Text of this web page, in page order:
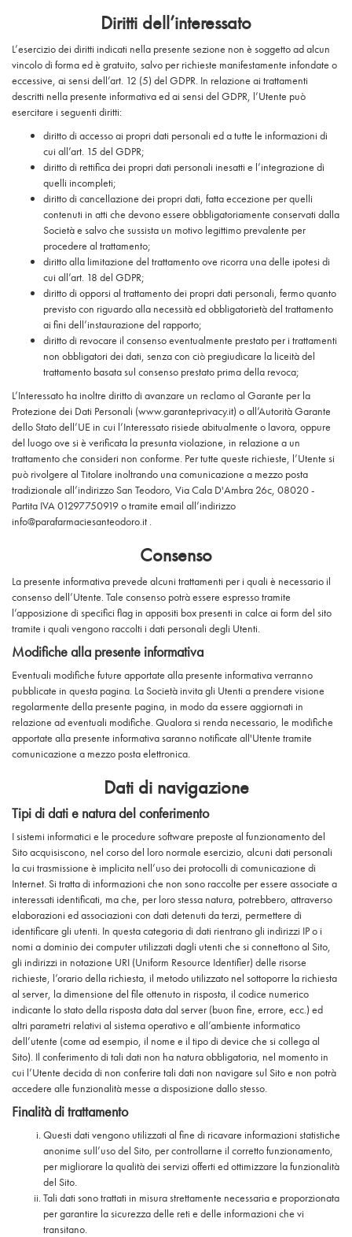
Diritti dell’interessato
L’esercizio dei diritti indicati nella presente sezione non è soggetto ad alcun
vincolo di forma ed è gratuito, salvo per richieste manifestamente infondate o
eccessive, ai sensi dell’art. 12 (5) del GDPR. In relazione ai trattamenti
descritti nella presente informativa ed ai sensi del GDPR, l’Utente può
esercitare i seguenti diritti:
diritto di accesso ai propri dati personali ed a tutte le informazioni di
cui all’art. 15 del GDPR;
diritto di rettifica dei propri dati personali inesatti e l’integrazione di
quelli incompleti;
diritto di cancellazione dei propri dati, fatta eccezione per quelli
contenuti in atti che devono essere obbligatoriamente conservati dalla
Società e salvo che sussista un motivo legittimo prevalente per
procedere al trattamento;
diritto alla limitazione del trattamento ove ricorra una delle ipotesi di
cui all’art. 18 del GDPR;
diritto di opporsi al trattamento dei propri dati personali, fermo quanto
previsto con riguardo alla necessità ed obbligatorietà del trattamento
ai fini dell’instaurazione del rapporto;
diritto di revocare il consenso eventualmente prestato per i trattamenti
non obbligatori dei dati, senza con ciò pregiudicare la liceità del
trattamento basata sul consenso prestato prima della revoca;
L’Interessato ha inoltre diritto di avanzare un reclamo al Garante per la
Protezione dei Dati Personali (www.garanteprivacy.it) o all’Autorità Garante
dello Stato dell’UE in cui l’Interessato risiede abitualmente o lavora, oppure
del luogo ove si è verificata la presunta violazione, in relazione a un
trattamento che consideri non conforme. Per tutte queste richieste, l’Utente si
può rivolgere al Titolare inoltrando una comunicazione a mezzo posta
tradizionale all’indirizzo San Teodoro, Via Cala D'Ambra 26c, 08020 -
Partita IVA 01297750919 o tramite email all’indirizzo
info@parafarmaciesanteodoro.it .
Consenso
La presente informativa prevede alcuni trattamenti per i quali è necessario il
consenso dell’Utente. Tale consenso potrà essere espresso tramite
l’apposizione di specifici flag in appositi box presenti in calce ai form del sito
tramite i quali vengono raccolti i dati personali degli Utenti.
Modifiche alla presente informativa
Eventuali modifiche future apportate alla presente informativa verranno
pubblicate in questa pagina. La Società invita gli Utenti a prendere visione
regolarmente della presente pagina, in modo da essere aggiornati in
relazione ad eventuali modifiche. Qualora si renda necessario, le modifiche
apportate alla presente informativa saranno notificate all'Utente tramite
comunicazione a mezzo posta elettronica.
Dati di navigazione
Tipi di dati e natura del conferimento
I sistemi informatici e le procedure software preposte al funzionamento del
Sito acquisiscono, nel corso del loro normale esercizio, alcuni dati personali
la cui trasmissione è implicita nell’uso dei protocolli di comunicazione di
Internet. Si tratta di informazioni che non sono raccolte per essere associate a
interessati identificati, ma che, per loro stessa natura, potrebbero, attraverso
elaborazioni ed associazioni con dati detenuti da terzi, permettere di
identificare gli utenti. In questa categoria di dati rientrano gli indirizzi IP o i
nomi a dominio dei computer utilizzati dagli utenti che si connettono al Sito,
gli indirizzi in notazione URI (Uniform Resource Identifier) delle risorse
richieste, l’orario della richiesta, il metodo utilizzato nel sottoporre la richiesta
al server, la dimensione del file ottenuto in risposta, il codice numerico
indicante lo stato della risposta data dal server (buon fine, errore, ecc.) ed
altri parametri relativi al sistema operativo e all’ambiente informatico
dell’utente (come ad esempio, il nome e il tipo di device che si collega al
Sito). Il conferimento di tali dati non ha natura obbligatoria, nel momento in
cui l’Utente decida di non conferire tali dati non navigare sul Sito e non potrà
accedere alle funzionalità messe a disposizione dallo stesso.
Finalità di trattamento
Questi dati vengono utilizzati al fine di ricavare informazioni statistiche
anonime sull’uso del Sito, per controllarne il corretto funzionamento,
per migliorare la qualità dei servizi offerti ed ottimizzare la funzionalità
del Sito.
Tali dati sono trattati in misura strettamente necessaria e proporzionata
per garantire la sicurezza delle reti e delle informazioni che vi
transitano.